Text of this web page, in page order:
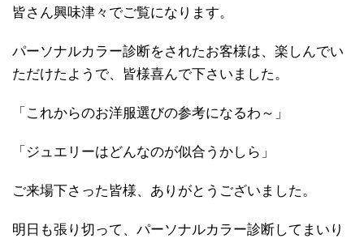
皆さん興味津々でご覧になります。
パーソナルカラー診断をされたお客様は、楽しんでい
ただけたようで、皆様喜んで下さいました。
「これからのお洋服選びの参考になるわ～」
「ジュエリーはどんなのが似合うかしら」
ご来場下さった皆様、ありがとうございました。
明日も張り切って、パーソナルカラー診断してまいり